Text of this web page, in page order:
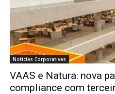
Notícias Corporativas
VAAS e Natura: nova
compliance com